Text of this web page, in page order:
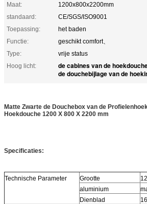
Maat:
1200x800x2200mm
standaard:
CE/SGS/ISO9001
Toepassing:
het baden
Functie:
geschikt comfort、
Type:
vrije status
Hoog licht:
de cabines van de
de douchebijlage van de
Matte Zwarte de Douchebox van de
Hoekdouche 1200 X 800 X 2200 mm
Specificaties:
Technische Parameter Grootte
aluminium
Dienblad